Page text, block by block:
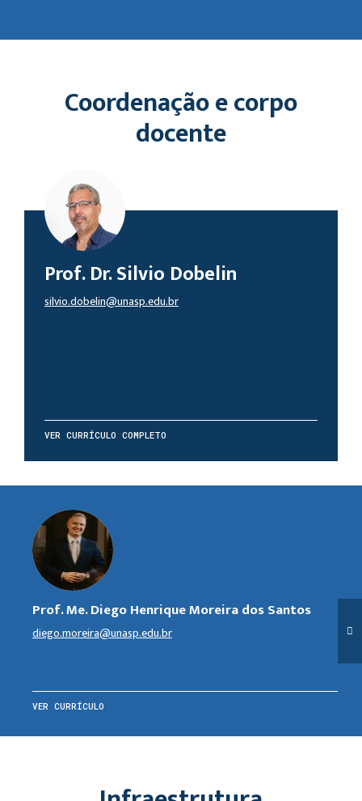
Coordenação e corpo
docente
Prof. Dr. Silvio Dobelin
silvio.dobelin@unasp.edu.br
VER CURRÍCULO COMPLETO
Prof. Me. Diego Henrique Moreira dos Santos
diego.moreira@unasp.edu.br
VER CURRÍCULO